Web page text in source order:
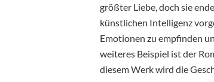
größter Liebe, doch sie
künstlichen Intelligenz
Emotionen zu empfinden
weiteres Beispiel ist der
diesem Werk wird die